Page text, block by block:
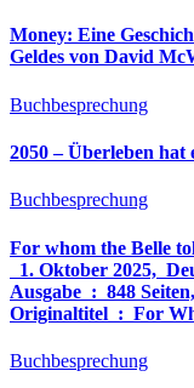
Money: Eine
Geldes von David
Buchbesprechung
2050 – Überleben hat
Buchbesprechung
For whom the Belle
1. Oktober 2025,
Ausgabe ‏ : ‎ 848 Seiten, ISBN-13 ‏ : ‎ 978-3764533694,
Originaltitel
Buchbesprechung